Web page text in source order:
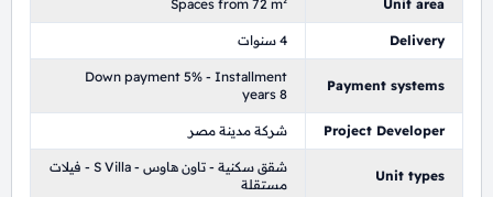
Unit area
Spaces from 72 m²
Delivery 4 سنوات
Payment systems
Down payment 5% - Installment
years 8
Project Developer شركة مدينة مصر
Unit types
شقق سكنية - تاون هاوس - S Villa - فيلات
مستقلة